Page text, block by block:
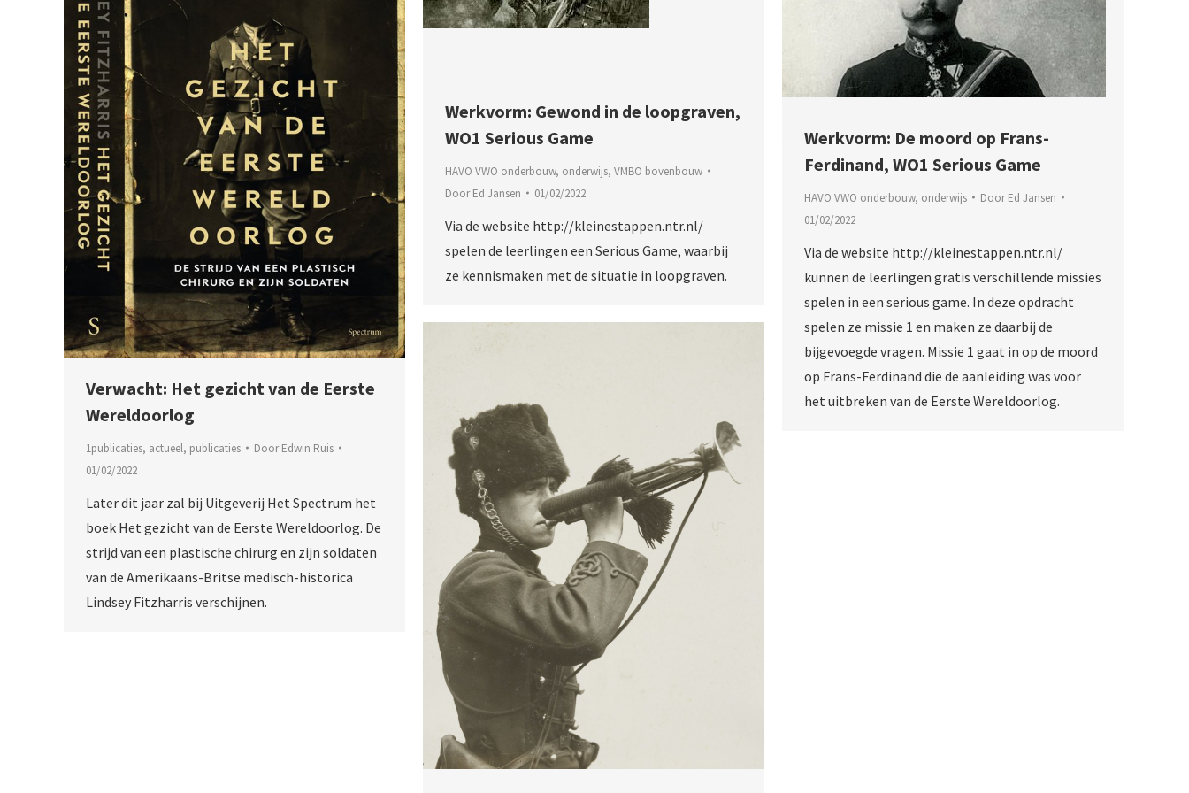
Verwacht: Het gezicht van de Eerste
Wereldoorlog
1publicaties, actueel, publicaties DoorEdwin Ruis
01/02/2022
Later dit jaar zal bij Uitgeverij Het Spectrum het
boek Het gezicht van de Eerste Wereldoorlog. De
strijd van een plastische chirurg en zijn soldaten
van de Amerikaans-Britse medisch-historica
Lindsey Fitzharris verschijnen.
Werkvorm: Gewond in de loopgraven,
WO1 Serious Game
HAVO VWO onderbouw, onderwijs, VMBO bovenbouw
DoorEd Jansen 01/02/2022
Via de website http://kleinestappen.ntr.nl/
spelen de leerlingen een Serious Game, waarbij
ze kennismaken met de situatie in loopgraven.
Werkvorm: De moord op Frans-
Ferdinand, WO1 Serious Game
HAVO VWO onderbouw, onderwijs DoorEd Jansen
01/02/2022
Via de website http://kleinestappen.ntr.nl/
kunnen de leerlingen gratis verschillende missies
spelen in een serious game. In deze opdracht
spelen ze missie 1 en maken ze daarbij de
bijgevoegde vragen. Missie 1 gaat in op de moord
op Frans-Ferdinand die de aanleiding was voor
het uitbreken van de Eerste Wereldoorlog.